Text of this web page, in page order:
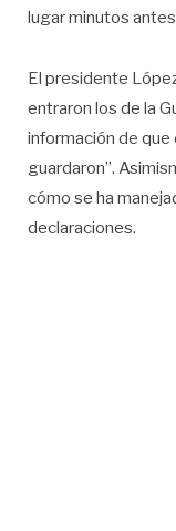
lugar minutos
El presidente
entraron los de la
información de que
guardaron”.
cómo se ha
declaraciones.